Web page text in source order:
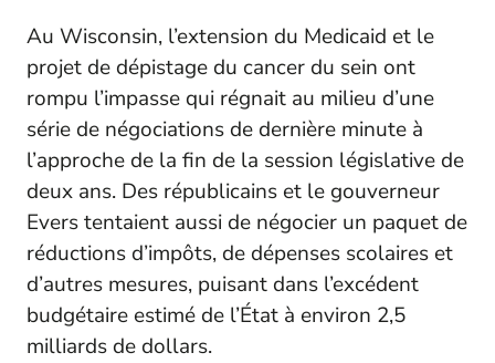
Au Wisconsin, l’extension du Medicaid et le
projet de dépistage du cancer du sein ont
rompu l’impasse qui régnait au milieu d’une
série de négociations de dernière minute à
l’approche de la fin de la session législative de
deux ans. Des républicains et le gouverneur
Evers tentaient aussi de négocier un paquet de
réductions d’impôts, de dépenses scolaires et
d’autres mesures, puisant dans l’excédent
budgétaire estimé de l’État à environ 2,5
milliards de dollars.